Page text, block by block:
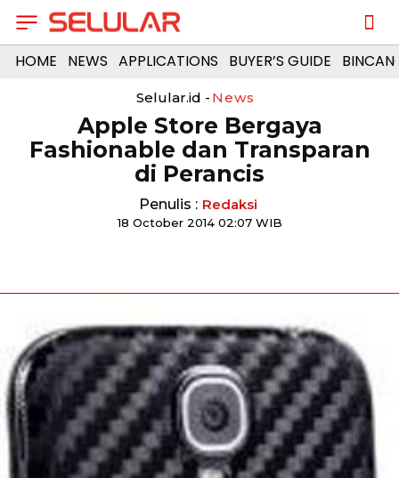
HOME NEWS APPLICATIONS BUYER’S GUIDE
Selular.id - News
Apple Store Bergaya
Fashionable dan Transparan
di Perancis
Penulis : Redaksi
18 October 2014 02:07 WIB